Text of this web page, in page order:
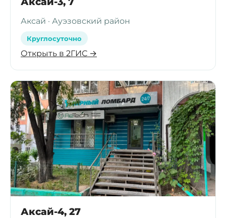
Аксай · Ауэзовский район
Круглосуточно
Открыть в 2ГИС →
Аксай-4, 27